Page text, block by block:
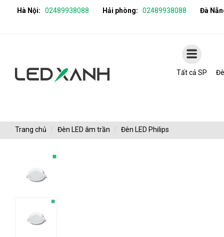
Hà Nội: 02489938088 Hải phòng: 02489938088 Đà
Tất cả SP
Trang chủ Đèn LED âm trần Đèn LED Philips